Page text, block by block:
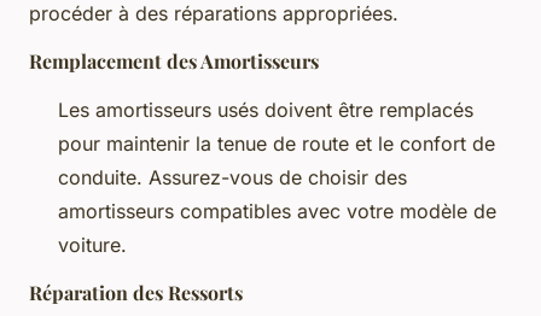
procéder à des réparations appropriées.
Remplacement des Amortisseurs
Les amortisseurs usés doivent être remplacés
pour maintenir la tenue de route et le confort de
conduite. Assurez-vous de choisir des
amortisseurs compatibles avec votre modèle de
voiture.
Réparation des Ressorts